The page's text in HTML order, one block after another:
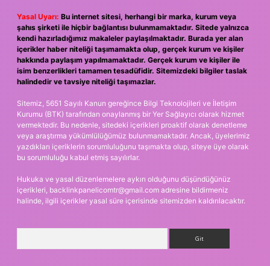
Yasal Uyarı: Bu internet sitesi, herhangi bir marka, kurum veya
şahıs şirketi ile hiçbir bağlantısı bulunmamaktadır. Sitede yalnızca
kendi hazırladığımız makaleler paylaşılmaktadır. Burada yer alan
içerikler haber niteliği taşımamakta olup, gerçek kurum ve kişiler
hakkında paylaşım yapılmamaktadır. Gerçek kurum ve kişiler ile
isim benzerlikleri tamamen tesadüfidir. Sitemizdeki bilgiler taslak
halindedir ve tavsiye niteliği taşımazlar.
Sitemiz, 5651 Sayılı Kanun gereğince Bilgi Teknolojileri ve İletişim
Kurumu (BTK) tarafından onaylanmış bir Yer Sağlayıcı olarak hizmet
vermektedir. Bu nedenle, sitedeki içerikleri proaktif olarak denetleme
veya araştırma yükümlülüğümüz bulunmamaktadır. Ancak, üyelerimiz
yazdıkları içeriklerin sorumluluğunu taşımakta olup, siteye üye olarak
bu sorumluluğu kabul etmiş sayılırlar.
Hukuka ve yasal düzenlemelere aykırı olduğunu düşündüğünüz
içerikleri, backlinkpanelicomtr@gmail.com adresine bildirmeniz
halinde, ilgili içerikler yasal süre içerisinde sitemizden kaldırılacaktır.